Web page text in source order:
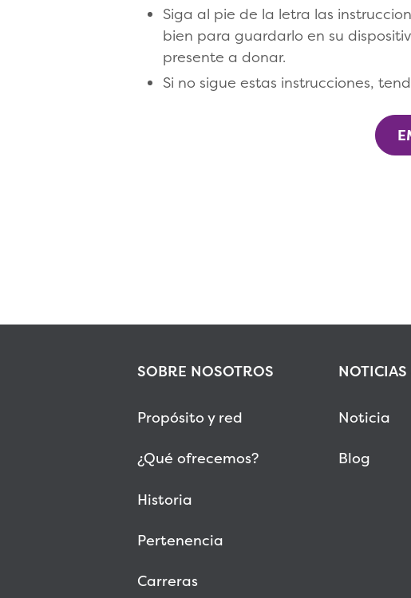
Siga al pie de la letra las
bien para guardarlo en su
presente a donar.
Si no sigue estas instrucciones,
SOBRE NOSOTROS
Propósito y red
¿Qué ofrecemos?
Historia
Pertenencia
Carreras
Noticia
Blog